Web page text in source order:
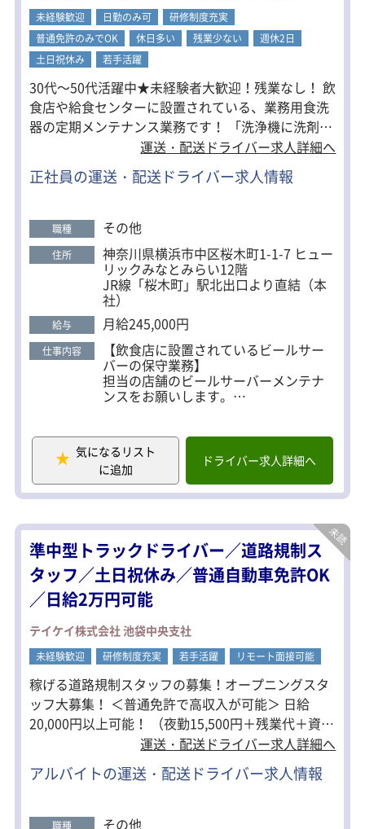
未経験歓迎 日勤のみ可
研修制度充実
普通免許のみでOK
休日多い 残業少ない
週休2日
土日祝休み
若手活躍
30代～50代活躍中★未経験者大歓迎！残業なし！ 飲
食店や給食センターに設置されている、業務用食洗
器の定期メンテナンス業務です！ 「洗浄機に洗剤が
回っているか」 「洗剤の濃度は正しいか」 担当する
店舗を巡回して、メンテナンスを行います。 飲食店
の方が気づかない部品の破損などがあった際は、交
ンスの仕方や、飲食店の方とのコミュニケーション
の取り方など先輩社員が一から研修をするため、安
心して始められます。 また、メンテナンス作業は稼
働チェックが中心となるため、移設を行うような力
作業はありません！
運送・配送ドライバー求人詳細へ
正社員の運送・配送ドライバー求人情報
職種 その他
住所 神奈川県横浜市中区桜木町1-1-7 ヒュー
リックみなとみらい12階
JR線「桜木町」駅北出口より直結（本
社）
給与 月給245,000円
仕事内容 【飲食店に設置されているビールサー
バーの保守業務】
担当の店舗のビールサーバーメンテナ
ンスをお願いします。
のエリアです。
1日5～6件の店舗を訪問していただきま
す。
【1日のスケジュールは自分で管理】
担当エリアの店舗にアポイントメント
を取り、訪問スケジュールを自分で組
み立てます。
1店舗当たりの所要時間は30分程度で
す。
自宅から店舗を回り自宅へ帰宅する、
直行直帰が基本となります。
店舗側から「サーバーの調子が悪いの
で見てほしい」と依頼されることもあ
りますが、
緊急事態には先輩社員にいつでも聞け
る環境を整えているので、ご安心くだ
さい！
■2か月のOJT研修あり！
■月1回、センター会議に出席（場所は
杉並または恵比寿）
■土日祝休み。残業平均5時間なのでプ
気になるリスト
に追加
ドライバー求人詳細へ
準中型トラックドライバー／道路規制ス
タッフ／土日祝休み／普通自動車免許OK
／日給2万円可能
テイケイ株式会社 池袋中央支社
未経験歓迎 研修制度充実 若手活躍 リモート面接可能
稼げる道路規制スタッフの募集！オープニングスタ
ッフ大募集！ ＜普通免許で高収入が可能＞ 日給
20,000円以上可能！ （夜勤15,500円＋残業代＋資格
「本業の合間にWワークで働きたい」 「日勤／夜勤
だけ働きたい」 「資格を活かして稼ぎたい」 他に
クラク。 ・中型免許をお持ちの人は優遇します。 ・
運送・配送ドライバー求人詳細へ
アルバイトの運送・配送ドライバー求人情報
職種 その他